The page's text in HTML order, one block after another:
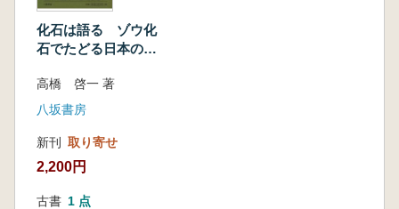
化石は語る ゾウ化
石でたどる日本の動
高橋 啓一 著
八坂書房
新刊 取り寄せ
2,200円
古書 1 点